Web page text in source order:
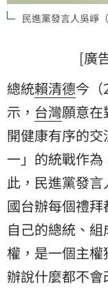
民進黨發言人吳崢
[廣
總統賴清德今（
示， 台灣願意在
開健康有序的
一」的統戰作
此，民進黨發言
國台辦每個禮
自己的總統、
權，是一個主
辦說什麼都不會